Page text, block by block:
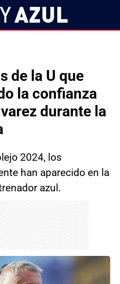
de la U que
la confianza
durante la
2024, los
han aparecido en la
azul.